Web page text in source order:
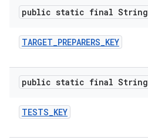
public static final String
TARGET_PREPARERS_KEY
public static final String
TESTS_KEY